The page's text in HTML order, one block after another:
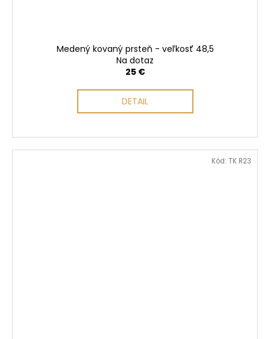
Medený kovaný prsteň - veľkosť 48,5
Na dotaz
25 €
DETAIL
Kód: TK R23